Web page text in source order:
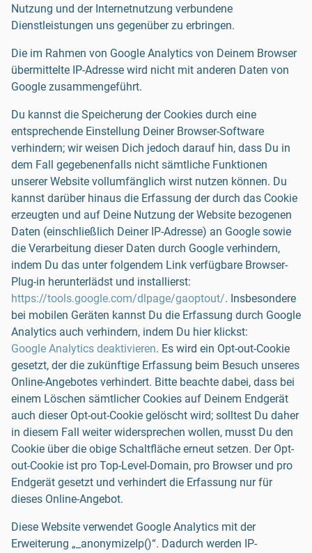
Nutzung und der Internetnutzung verbundene
Dienstleistungen uns gegenüber zu erbringen.
Die im Rahmen von Google Analytics von Deinem Browser
übermittelte IP-Adresse wird nicht mit anderen Daten von
Google zusammengeführt.
Du kannst die Speicherung der Cookies durch eine
entsprechende Einstellung Deiner Browser-Software
verhindern; wir weisen Dich jedoch darauf hin, dass Du in
dem Fall gegebenenfalls nicht sämtliche Funktionen
unserer Website vollumfänglich wirst nutzen können. Du
kannst darüber hinaus die Erfassung der durch das Cookie
erzeugten und auf Deine Nutzung der Website bezogenen
Daten (einschließlich Deiner IP-Adresse) an Google sowie
die Verarbeitung dieser Daten durch Google verhindern,
indem Du das unter folgendem Link verfügbare Browser-
Plug-in herunterlädst und installierst:
https://tools.google.com/dlpage/gaoptout/. Insbesondere
bei mobilen Geräten kannst Du die Erfassung durch Google
Analytics auch verhindern, indem Du hier klickst:
Google Analytics deaktivieren. Es wird ein Opt-out-Cookie
gesetzt, der die zukünftige Erfassung beim Besuch unseres
Online-Angebotes verhindert. Bitte beachte dabei, dass bei
einem Löschen sämtlicher Cookies auf Deinem Endgerät
auch dieser Opt-out-Cookie gelöscht wird; solltest Du daher
in diesem Fall weiter widersprechen wollen, musst Du den
Cookie über die obige Schaltfläche erneut setzen. Der Opt-
out-Cookie ist pro Top-Level-Domain, pro Browser und pro
Endgerät gesetzt und verhindert die Erfassung nur für
dieses Online-Angebot.
Diese Website verwendet Google Analytics mit der
Erweiterung „_anonymizeIp()“. Dadurch werden IP-